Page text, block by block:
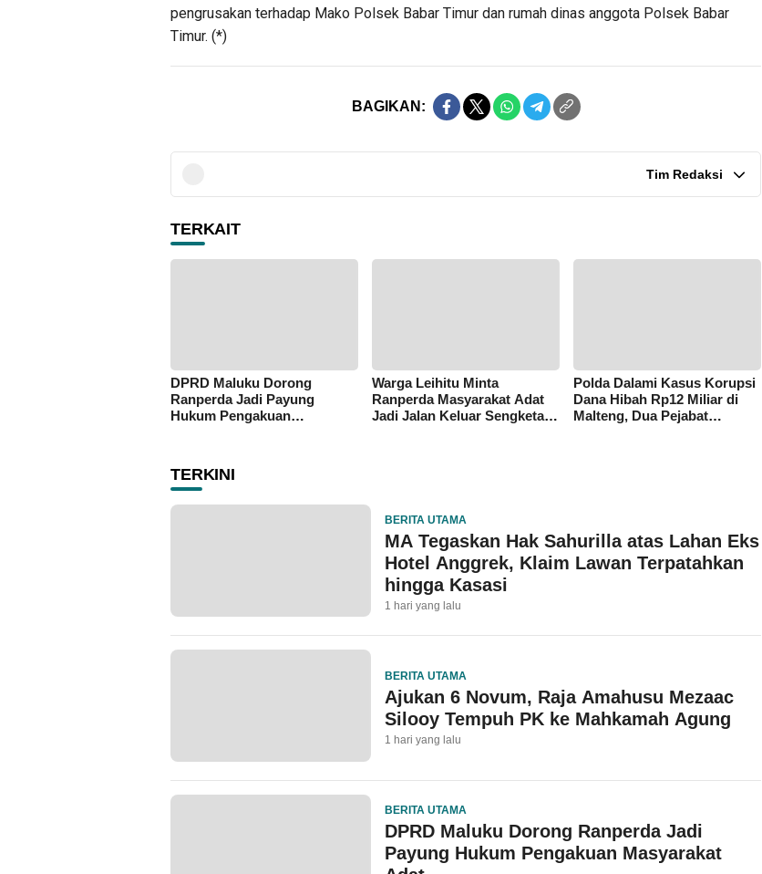
pengrusakan terhadap Mako Polsek Babar Timur dan rumah dinas anggota Polsek Babar
Timur. (*)
BAGIKAN:
Tim Redaksi
TERKAIT
DPRD Maluku Dorong
Ranperda Jadi Payung
Hukum Pengakuan
Warga Leihitu Minta
Ranperda Masyarakat Adat
Jadi Jalan Keluar Sengketa
Polda Dalami Kasus Korupsi
Dana Hibah Rp12 Miliar di
Malteng, Dua Pejabat
TERKINI
BERITA UTAMA
MA Tegaskan Hak Sahurilla atas Lahan Eks
Hotel Anggrek, Klaim Lawan Terpatahkan
hingga Kasasi
1 hari yang lalu
BERITA UTAMA
Ajukan 6 Novum, Raja Amahusu Mezaac
Silooy Tempuh PK ke Mahkamah Agung
1 hari yang lalu
BERITA UTAMA
DPRD Maluku Dorong Ranperda Jadi
Payung Hukum Pengakuan Masyarakat